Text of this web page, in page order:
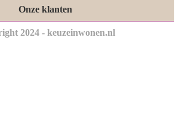
Onze klanten
2024 - keuzeinwonen.nl